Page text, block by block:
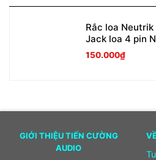
Rắc loa Neutrik
Jack loa 4 pin
150.000₫
GIỚI THIỆU TIẾN CƯỜNG
AUDIO